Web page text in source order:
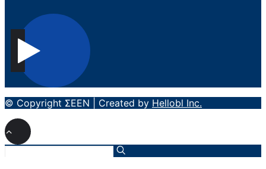
© Copyright ΣΕΕΝ | Created by Hellobl Inc.